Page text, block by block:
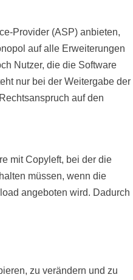
Provider (ASP) anbieten,
auf alle Erweiterungen
Nutzer, die die Software
nur bei der Weitergabe der
auf den
mit Copyleft, bei der die
müssen, wenn die
angeboten wird. Dadurch
zu verändern und zu